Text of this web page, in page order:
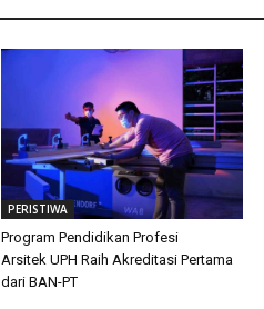
PERISTIWA
Program Pendidikan Profesi
Arsitek UPH Raih Akreditasi Pertama
dari BAN-PT